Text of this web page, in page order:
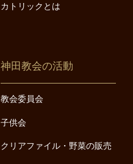
カトリックとは
神田教会の活動
教会委員会
子供会
クリアファイル・野菜の販売